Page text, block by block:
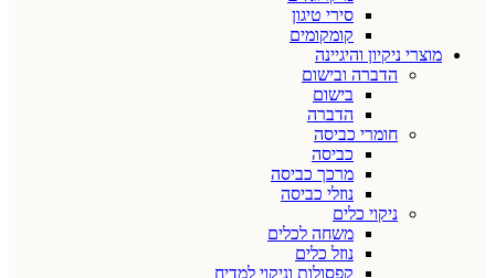
סירי טיגון
קומקומים
מוצרי ניקיון והיגיינה
הדברה ובישום
בישום
הדברה
חומרי כביסה
כביסה
מרכך כביסה
נוזלי כביסה
ניקוי כלים
משחה לכלים
נוזל כלים
קפסולות וניקוי למדיח